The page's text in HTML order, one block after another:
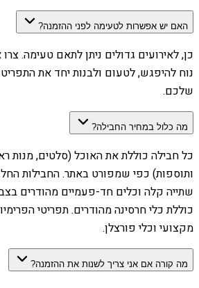
האם יש אפשרות לטעימה לפני ההזמנה?
כן, לאירועים גדולים ניתן לתאם טעימה.
נוח להיפגש, לטעום ולבנות יחד את
שלכם.
מה כלול במחיר החבילה?
כל חבילה כוללת את האוכל (סלטים, מנות
כוללת כלי חרסינה מהודרים. תפריטי
מקצועי וכלי פורצלן.
מה קורה אם אני צריך לשנות את ההזמנה?